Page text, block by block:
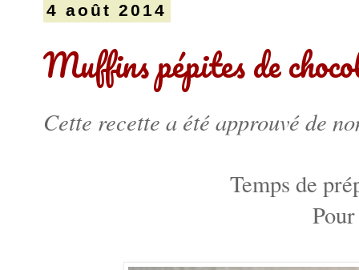
4 août 2014
Muffins pépites de
Cette recette a été approuvé de
Temps de